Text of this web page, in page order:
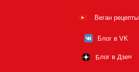
Блог в VK
Веган рецепты
Блог в Дзен